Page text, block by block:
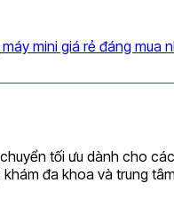
mini giá rẻ đáng mua
tối ưu dành cho
đa khoa và trung